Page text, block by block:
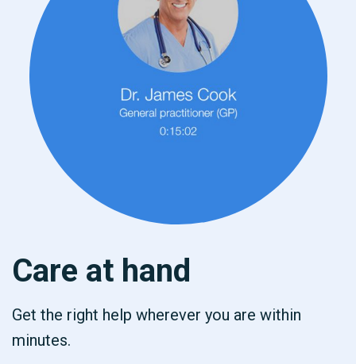
Care at hand
Get the right help wherever you are within
minutes.